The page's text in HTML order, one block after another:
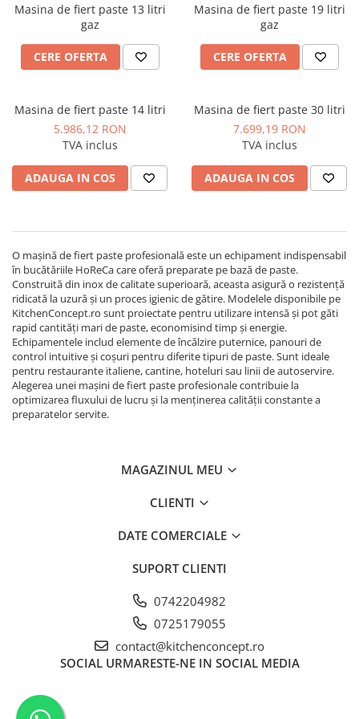
Masini de gatit
Friteuza
Marmite
Tigaie basculanta
Fry top / Gratar cu roca vulcanica
Masina de fiert paste
Aparate de mentinut cartofii la cald
Vitrine frigorifice pentru flori
Grill electric simplu
Grill pe gaz dublu cu suprafata
neteda si striata
Grill pe gaz simplu
Vitrine de banc
Masina de fiert paste 13 litri
gaz
CERE OFERTA
Masina de fiert paste 19 litri
gaz
CERE OFERTA
Masina de fiert paste 14 litri
5.986,12 RON
TVA inclus
ADAUGA IN COS
Masina de fiert paste 30 litri
7.699,19 RON
TVA inclus
ADAUGA IN COS
O mașină de fiert paste profesională este un echipament indispensabil
în bucătăriile HoReCa care oferă preparate pe bază de paste.
Construită din inox de calitate superioară, aceasta asigură o rezistență
ridicată la uzură și un proces igienic de gătire. Modelele disponibile pe
KitchenConcept.ro sunt proiectate pentru utilizare intensă și pot găti
rapid cantități mari de paste, economisind timp și energie.
Echipamentele includ elemente de încălzire puternice, panouri de
control intuitive și coșuri pentru diferite tipuri de paste. Sunt ideale
pentru restaurante italiene, cantine, hoteluri sau linii de autoservire.
Alegerea unei mașini de fiert paste profesionale contribuie la
optimizarea fluxului de lucru și la menținerea calității constante a
preparatelor servite.
MAGAZINUL MEU
CLIENTI
DATE COMERCIALE
SUPORT CLIENTI
0742204982
0725179055
contact@kitchenconcept.ro
SOCIAL URMARESTE-NE IN SOCIAL MEDIA